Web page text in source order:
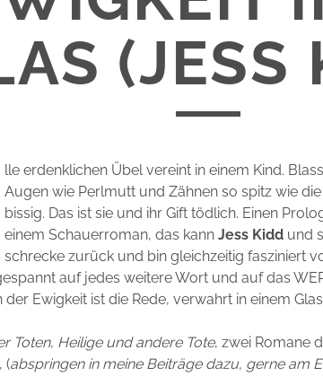
(JESS
lle erdenklichen Übel vereint in einem Kind.
Augen wie Perlmutt und Zähnen so spitz wie
bissig. Das ist sie und ihr Gift tödlich. Einen
einem Schauerroman, das kann Jess Kiddund
schrecke zurück und bin gleichzeitig fasziniert
auf jedes weitere Wort und auf das
der Ewigkeit ist die Rede, verwahrt in einem
Toten, Heilige und andere Tote, zwei Romane
(abspringen in meine Beiträge dazu, gerne am